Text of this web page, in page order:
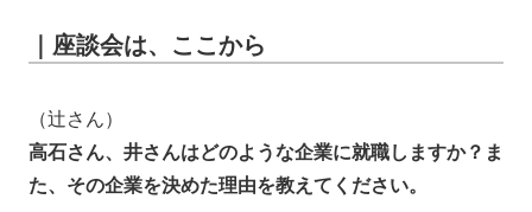
｜座談会は、ここから
（辻さん）
高石さん、井さんはどのような企業に就職しますか？ま
た、その企業を決めた理由を教えてください。